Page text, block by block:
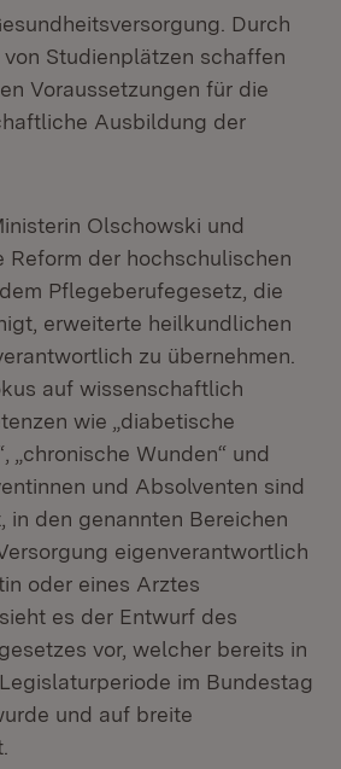
Durch
Studienplätzen schaffen
Voraussetzungen für die
Ausbildung der
Olschowski und
Reform der hochschulischen
Pflegeberufegesetz, die
erweiterte heilkundlichen
zu übernehmen.
auf wissenschaftlich
wie „diabetische
„chronische Wunden“ und
und Absolventen sind
den genannten Bereichen
eigenverantwortlich
oder eines Arztes
es der Entwurf des
vor, welcher bereits in
im Bundestag
und auf breite